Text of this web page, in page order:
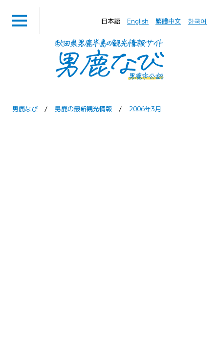
日本語 English 繁體中文 한국어
男鹿なび 男鹿の最新観光情報 2006年3月